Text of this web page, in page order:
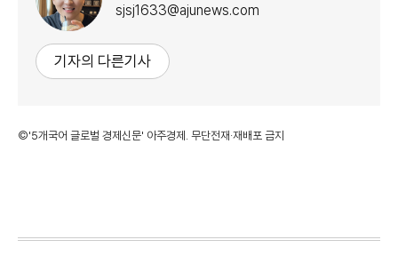
sjsj1633@ajunews.com
기자의 다른기사
©'5개국어 글로벌 경제신문' 아주경제. 무단전재·재배포 금지